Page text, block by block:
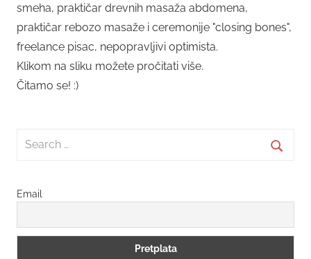
smeha, praktičar drevnih masaža abdomena,
praktičar rebozo masaže i ceremonije "closing bones",
freelance pisac, nepopravljivi optimista.
Klikom na sliku možete pročitati više.
Čitamo se! :)
Search
Email